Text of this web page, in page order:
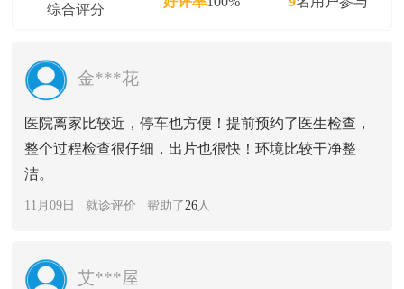
综合评分
金***花
医院离家比较近，停车也方便！提前预约了医生检查，
整个过程检查很仔细，出片也很快！环境比较干净整
洁。
11月09日 就诊评价 帮助了26人
艾***屋